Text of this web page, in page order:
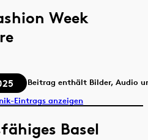
Week
Beitrag enthält Bilder, Audio
Eintrags anzeigen
Basel